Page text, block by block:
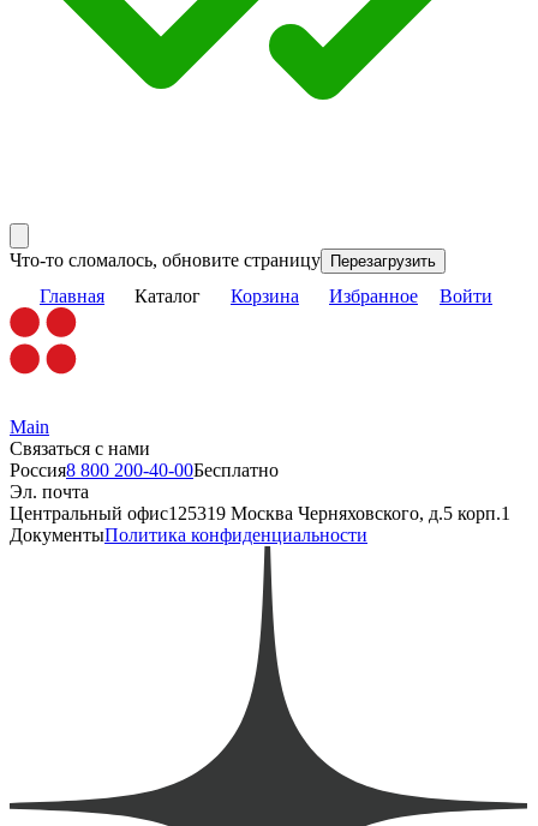
Что-то сломалось, обновите страницу Перезагрузить
Главная Каталог Корзина Избранное Войти
Main
Связаться с нами
Россия8 800 200-40-00Бесплатно
Эл. почта
Центральный офис125319 Москва Черняховского, д.5 корп.1
ДокументыПолитика конфиденциальности